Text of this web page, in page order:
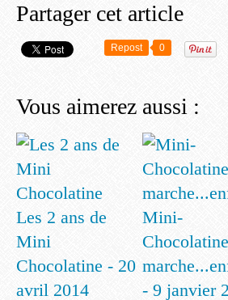
Partager cet article
Repost 0
Vous aimerez aussi :
Les 2 ans de
Mini
Chocolatine - 20
avril 2014
Mini-
Chocolatine
- 9 janvier